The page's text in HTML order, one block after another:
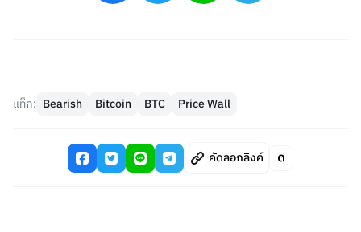
แท็ก: Bearish Bitcoin BTC Price Wall
คัดลอกลิงค์